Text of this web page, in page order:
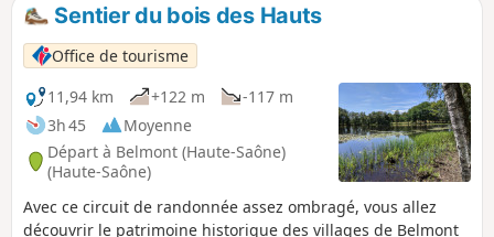
Sentier du bois des Hauts
Office de tourisme
11,94 km
+122 m
-117 m
3h 45
Moyenne
Départ à Belmont (Haute-Saône)
(Haute-Saône)
Avec ce circuit de randonnée assez ombragé, vous allez
découvrir le patrimoine historique des villages de Belmont